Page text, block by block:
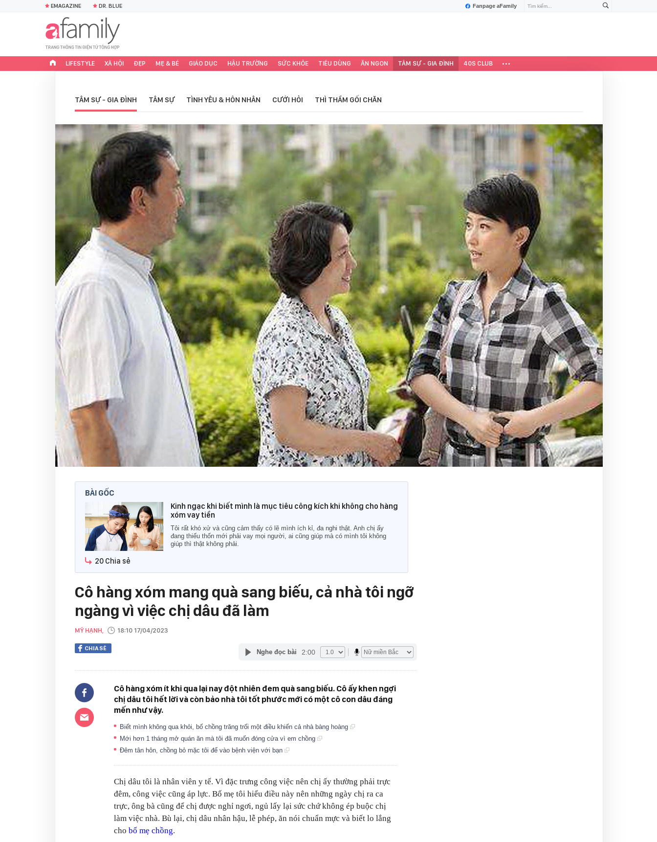
Fanpage aFamily
EMAGAZINE DR. BLUE
LIFESTYLE XÃ HỘI ĐẸP MẸ & BÉ GIÁO DỤC HẬU TRƯỜNG SỨC KHỎE TIÊU DÙNG ĂN NGON TÂM SỰ - GIA ĐÌNH 40S CLUB
TÂM SỰ - GIA ĐÌNH TÂM SỰ TÌNH YÊU & HÔN NHÂN CƯỚI HỎI THÌ THẦM GỐI CHĂN
BÀI GỐC
Kinh ngạc khi biết mình là mục tiêu công kích khi không cho hàng
xóm vay tiền
Tôi rất khó xử và cũng cảm thấy có lẽ mình ích kỉ, đa nghi thật. Anh chị ấy
đang thiếu thốn mới phải vay mọi người, ai cũng giúp mà có mình tôi không
giúp thì thật không phải.
20 Chia sẻ
Cô hàng xóm mang quà sang biếu, cả nhà tôi ngỡ
ngàng vì việc chị dâu đã làm
MỸ HẠNH, 18:10 17/04/2023
CHIA SẺ Nghe đọc bài 2:00
Cô hàng xóm ít khi qua lại nay đột nhiên đem quà sang biếu. Cô ấy khen ngợi
chị dâu tôi hết lời và còn bảo nhà tôi tốt phước mới có một cô con dâu đáng
mến như vậy.
Biết mình không qua khỏi, bố chồng trăng trối một điều khiến cả nhà bàng hoàng
Mới hơn 1 tháng mở quán ăn mà tôi đã muốn đóng cửa vì em chồng
Đêm tân hôn, chồng bỏ mặc tôi để vào bệnh viện với bạn
Chị dâu tôi là nhân viên y tế. Vì đặc trưng công việc nên chị ấy thường phải trực
đêm, công việc cũng áp lực. Bố mẹ tôi hiểu điều này nên những ngày chị ra ca
trực, ông bà cũng để chị được nghỉ ngơi, ngủ lấy lại sức chứ không ép buộc chị
làm việc nhà. Bù lại, chị dâu nhân hậu, lễ phép, ăn nói chuẩn mực và biết lo lắng
cho bố mẹ chồng.